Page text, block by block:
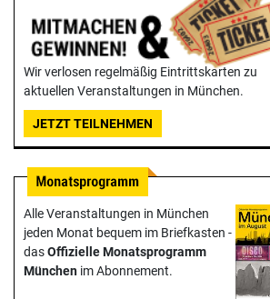
Wir verlosen regelmäßig Eintrittskarten zu
aktuellen Veranstaltungen in München.
JETZT TEILNEHMEN
Alle Veranstaltungen in München
jeden Monat bequem im Briefkasten -
dasOffizielle Monats­programm
München im Abonnement.